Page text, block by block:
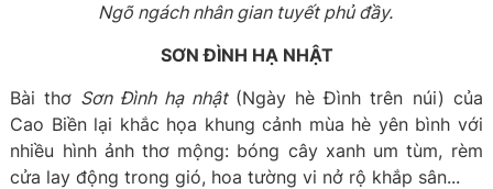
Ngõ ngách nhân gian tuyết phủ đầy.
SƠN ĐÌNH HẠ NHẬT
Bài thơ Sơn Đình hạ nhật (Ngày hè Đình trên núi) của
Cao Biền lại khắc họa khung cảnh mùa hè yên bình với
nhiều hình ảnh thơ mộng: bóng cây xanh um tùm, rèm
cửa lay động trong gió, hoa tường vi nở rộ khắp sân...